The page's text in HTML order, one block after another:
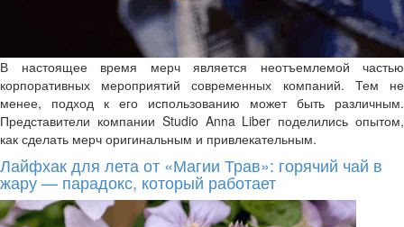
В настоящее время мерч является неотъемлемой частью
корпоративных мероприятий современных компаний. Тем не
менее, подход к его использованию может быть различным.
Представители компании Studio Anna Liber поделились опытом,
как сделать мерч оригинальным и привлекательным.
Лайфхак для лета от «Магии Трав»: горячий чай в
жару — парадокс, который работает